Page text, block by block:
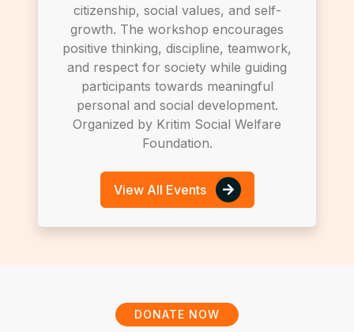
citizenship, social values, and self-
growth. The workshop encourages
positive thinking, discipline, teamwork,
and respect for society while guiding
participants towards meaningful
personal and social development.
Organized by Kritim Social Welfare
Foundation.
View All Events
DONATE NOW